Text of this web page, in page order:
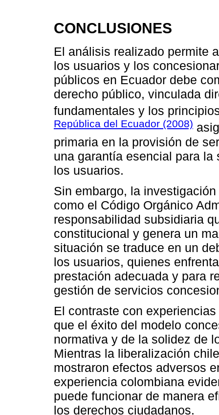
CONCLUSIONES
El análisis realizado permite
los usuarios y los
públicos en Ecuador debe
derecho público, vinculada
fundamentales y los
República del Ecuador (2008)
primaria en la provisión de
una garantía esencial para
los usuarios.
Sin embargo, la
como el Código Orgánico
responsabilidad subsidiaria
constitucional y genera un
situación se traduce en un
los usuarios, quienes
prestación adecuada y para
gestión de servicios
El contraste con
que el éxito del modelo
normativa y de la solidez de
Mientras la liberalización
mostraron efectos adversos
experiencia colombiana
puede funcionar de manera
los derechos ciudadanos.